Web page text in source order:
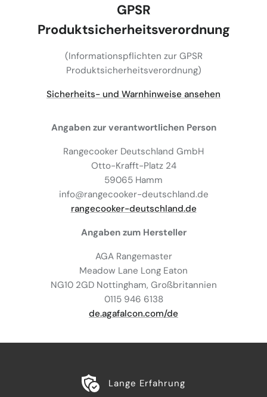
GPSR
Produktsicherheitsverordnung
(Informationspflichten zur GPSR
Produktsicherheitsverordnung)
Sicherheits- und Warnhinweise ansehen
Angaben zur verantwortlichen Person
Rangecooker Deutschland GmbH
Otto-Krafft-Platz 24
59065 Hamm
info@rangecooker-deutschland.de
rangecooker-deutschland.de
Angaben zum Hersteller
AGA Rangemaster
Meadow Lane Long Eaton
NG10 2GD Nottingham, Großbritannien
0115 946 6138
de.agafalcon.com/de
Lange Erfahrung